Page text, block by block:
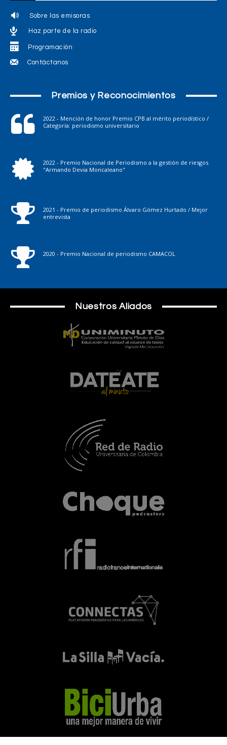
Sobre las emisoras
Haz parte de la radio
Programación
Contáctanos
Premios y Reconocimientos
2022 - Mención de honor Premio CPB al mérito periodístico /
Categoría: periodismo universitario
2022 - Premio Nacional de Periodismo a la gestión de riesgos
"Armando Devia Moncaleano"
2021 - Premio de periodismo Álvaro Gómez Hurtado / Mejor
entrevista
2020 - Premio Nacional de periodismo CAMACOL
Nuestros Aliados